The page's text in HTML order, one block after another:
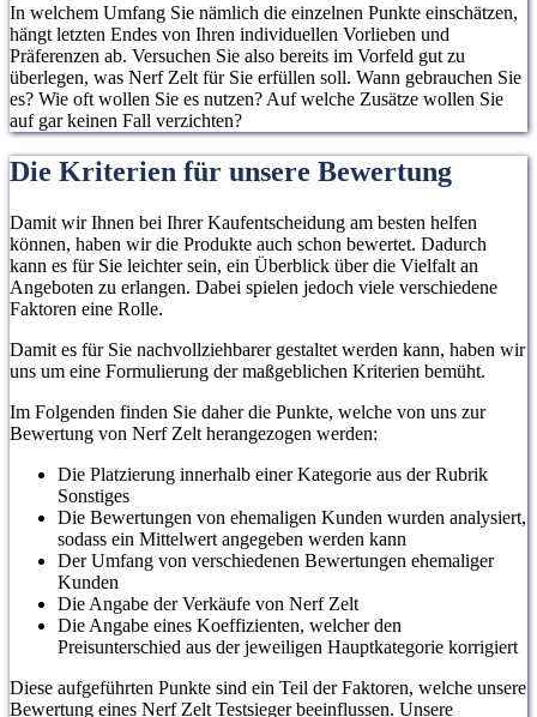
In welchem Umfang Sie nämlich die einzelnen Punkte einschätzen,
hängt letzten Endes von Ihren individuellen Vorlieben und
Präferenzen ab. Versuchen Sie also bereits im Vorfeld gut zu
überlegen, was Nerf Zelt für Sie erfüllen soll. Wann gebrauchen Sie
es? Wie oft wollen Sie es nutzen? Auf welche Zusätze wollen Sie
auf gar keinen Fall verzichten?
Die Kriterien für unsere Bewertung
Damit wir Ihnen bei Ihrer Kaufentscheidung am besten helfen
können, haben wir die Produkte auch schon bewertet. Dadurch
kann es für Sie leichter sein, ein Überblick über die Vielfalt an
Angeboten zu erlangen. Dabei spielen jedoch viele verschiedene
Faktoren eine Rolle.
Damit es für Sie nachvollziehbarer gestaltet werden kann, haben wir
uns um eine Formulierung der maßgeblichen Kriterien bemüht.
Im Folgenden finden Sie daher die Punkte, welche von uns zur
Bewertung von Nerf Zelt herangezogen werden:
Die Platzierung innerhalb einer Kategorie aus der Rubrik
Sonstiges
Die Bewertungen von ehemaligen Kunden wurden analysiert,
sodass ein Mittelwert angegeben werden kann
Der Umfang von verschiedenen Bewertungen ehemaliger
Kunden
Die Angabe der Verkäufe von Nerf Zelt
Die Angabe eines Koeffizienten, welcher den
Preisunterschied aus der jeweiligen Hauptkategorie korrigiert
Diese aufgeführten Punkte sind ein Teil der Faktoren, welche unsere
Bewertung eines Nerf Zelt Testsieger beeinflussen. Unsere